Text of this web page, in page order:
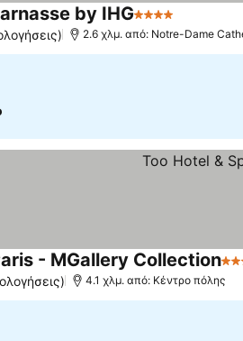
by IHG4 Αστέρια
2.6 χλμ. από: Notre-Dame
- MGallery Collection4
4.1 χλμ. από: Κέντρο πόλης